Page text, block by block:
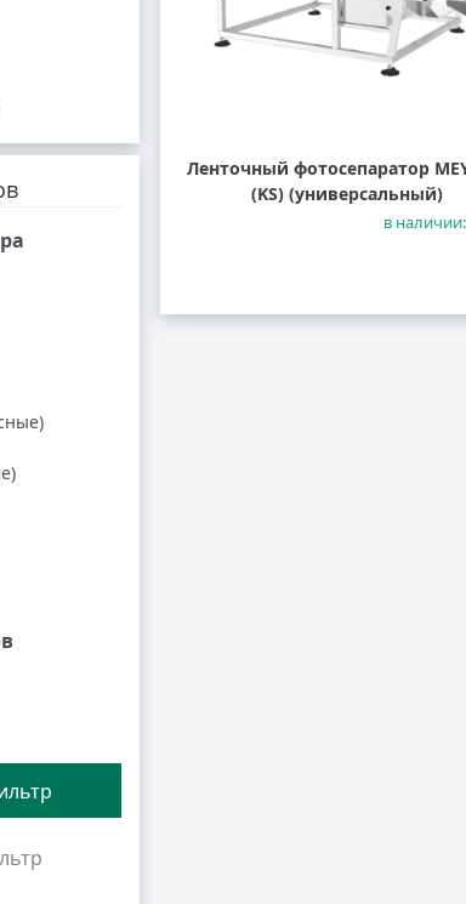
Ленточный фотосепаратор
(KS) (универсальный)
в